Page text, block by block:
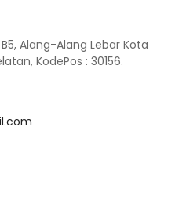
Alang-Alang Lebar Kota
KodePos : 30156.